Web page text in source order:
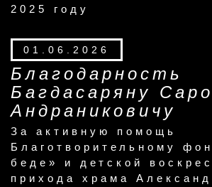
2025 году
01.06.2026
Благодарность
Багдасаряну Саро
Андраниковичу
За активную помощь
Благотворительному
беде» и детской
прихода храма